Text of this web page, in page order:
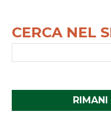
CERCA NEL
RIMANI